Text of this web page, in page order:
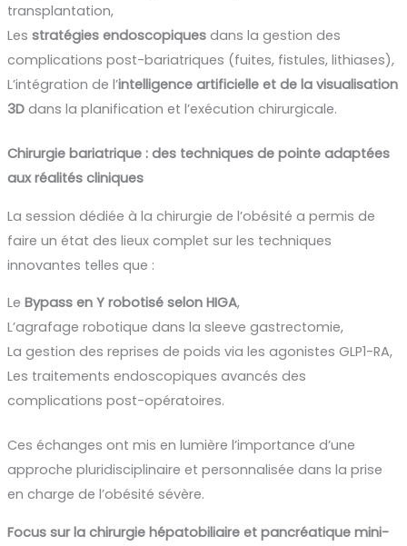
transplantation,
Les stratégies endoscopiquesdans la gestion des
complications post-bariatriques (fuites, fistules, lithiases),
L’intégration de l’intelligence artificielle et de la visualisation
3Ddans la planification et l’exécution chirurgicale.
Chirurgie bariatrique : des techniques de pointe adaptées
aux réalités cliniques
La session dédiée à la chirurgie de l’obésité a permis de
faire un état des lieux complet sur les techniques
innovantes telles que :
Le Bypass en Y robotisé selon HIGA,
L’agrafage robotique dans la sleeve gastrectomie,
La gestion des reprises de poids via les agonistes GLP1-RA,
Les traitements endoscopiques avancés des
complications post-opératoires.
Ces échanges ont mis en lumière l’importance d’une
approche pluridisciplinaire et personnalisée dans la prise
en charge de l’obésité sévère.
Focus sur la chirurgie hépatobiliaire et pancréatique mini-